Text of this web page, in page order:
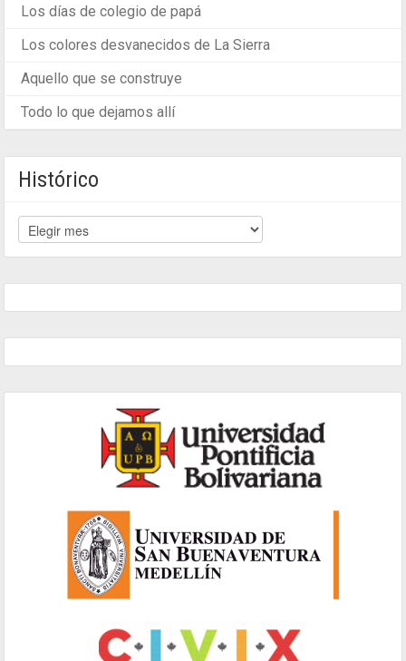
Los días de colegio de papá
Los colores desvanecidos de La Sierra
Aquello que se construye
Todo lo que dejamos allí
Histórico